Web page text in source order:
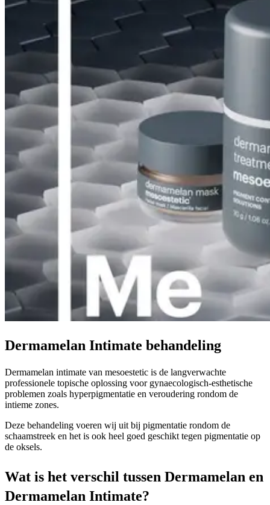
Dermamelan Intimate behandeling
Dermamelan intimate van mesoestetic is de langverwachte
professionele topische oplossing voor gynaecologisch-esthetische
problemen zoals hyperpigmentatie en veroudering rondom de
intieme zones.
Deze behandeling voeren wij uit bij pigmentatie rondom de
schaamstreek en het is ook heel goed geschikt tegen pigmentatie op
de oksels.
Wat is het verschil tussen Dermamelan en
Dermamelan Intimate?